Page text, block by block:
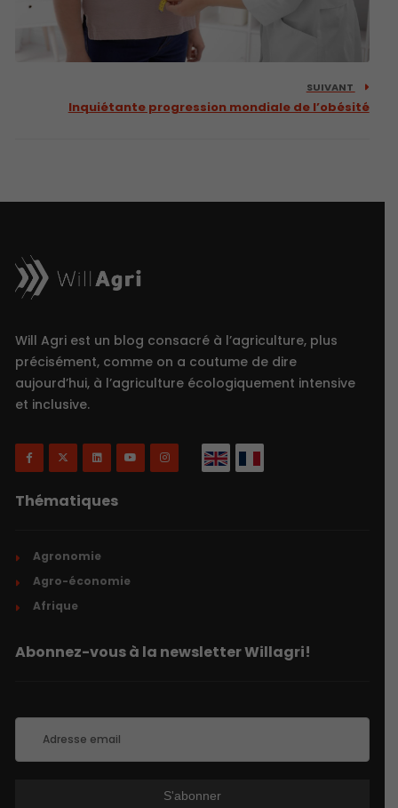
SUIVANT
Inquiétante progression mondiale de l’obésité
Will Agri est un blog consacré à l’agriculture, plus
précisément, comme on a coutume de dire
aujourd’hui, à l’agriculture écologiquement intensive
et inclusive.
Thématiques
Agronomie
Agro-économie
Afrique
Abonnez-vous à la newsletter Willagri!